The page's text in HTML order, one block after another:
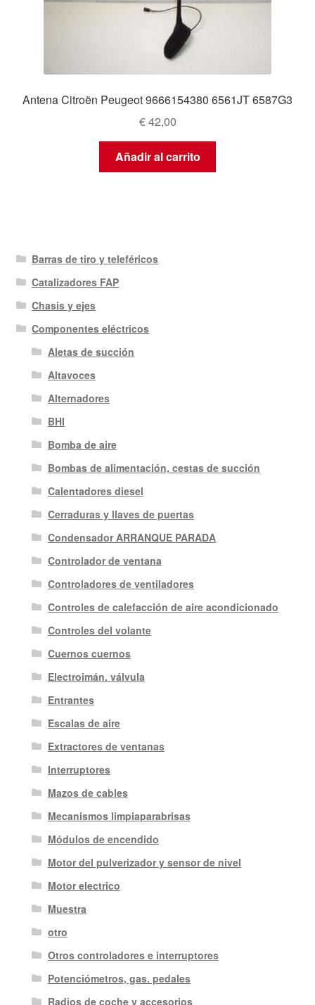
Antena Citroën Peugeot 9666154380 6561JT 6587G3
€42,00
Añadir al carrito
Barras de tiro y teleféricos
Catalizadores FAP
Chasis y ejes
Componentes eléctricos
Aletas de succión
Altavoces
Alternadores
BHI
Bomba de aire
Bombas de alimentación, cestas de succión
Calentadores diesel
Cerraduras y llaves de puertas
Condensador ARRANQUE PARADA
Controlador de ventana
Controladores de ventiladores
Controles de calefacción de aire acondicionado
Controles del volante
Cuernos cuernos
Electroimán. válvula
Entrantes
Escalas de aire
Extractores de ventanas
Interruptores
Mazos de cables
Mecanismos limpiaparabrisas
Módulos de encendido
Motor del pulverizador y sensor de nivel
Motor electrico
Muestra
otro
Otros controladores e interruptores
Potenciómetros, gas. pedales
Radios de coche y accesorios